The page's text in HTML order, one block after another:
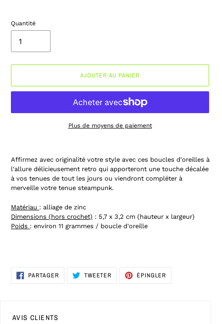
Quantité
AJOUTER AU PANIER
Plus de moyens de paiement
produit
à
votre
panier
Affirmez avec originalité votre style avec ces boucles d'oreilles à
l'allure délicieusement retro qui apporteront une touche décalée
à vos tenues de tout les jours ou viendront compléter à
merveille votre tenue steampunk.
Matériau : alliage de zinc
Dimensions (hors crochet) : 5,7 x 3,2 cm (hauteur x largeur)
Poids : environ 11 grammes / boucle d'oreille
PARTAGERPARTAGER
SUR
TWEETER TWEETERÉPINGLER
AVIS CLIENTS